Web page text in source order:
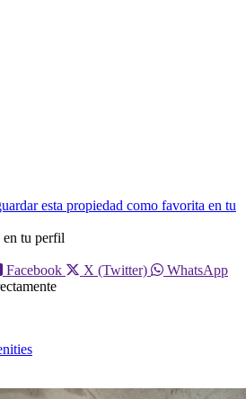
esta propiedad como favorita en tu
en tu perfil
Facebook X (Twitter)
WhatsApp